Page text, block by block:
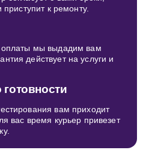
к ремонту.
мы выдадим вам
действует на услуги и
вам приходит
вас время курьер привезет